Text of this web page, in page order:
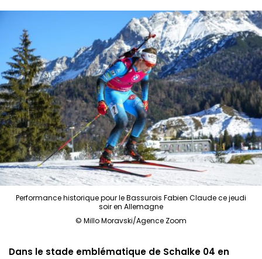
Performance historique pour le Bassurois Fabien Claude ce jeudi
soir en Allemagne
© Millo Moravski/Agence Zoom
Dans le stade emblématique de Schalke 04 en